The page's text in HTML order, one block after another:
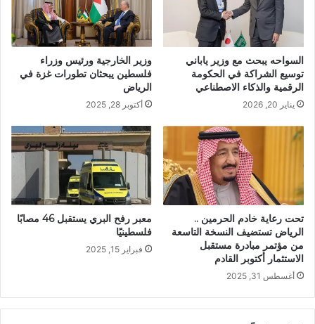
السواحه يبحث مع وزير ياباني
توسيع الشراكة في الحكومة
الرقمية والذكاء الاصطناعي
يناير 20, 2026
وزير الخارجية ورئيس وزراء
فلسطين يبحثان تطورات غزة في
الرياض
أكتوبر 28, 2025
تحت رعاية خادم الحرمين ..
الرياض تستضيف النسخة التاسعة
من مؤتمر مبادرة مستقبل
الاستثمار أكتوبر القادم
أغسطس 31, 2025
معبر رفح البري يستقبل 46 مصابًا
فلسطينيًا
فبراير 15, 2025